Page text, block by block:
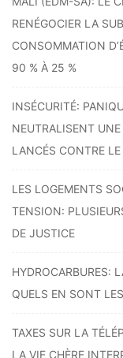
RENÉGOCIER LA
CONSOMMATION
90 % À 25 %
INSÉCURITÉ:
NEUTRALISENT
LANCÉS CONTRE
LES LOGEMENTS
TENSION:
DE JUSTICE
HYDROCARBURES:
QUELS EN SONT
TAXES SUR LA
LA VIE CHÈRE